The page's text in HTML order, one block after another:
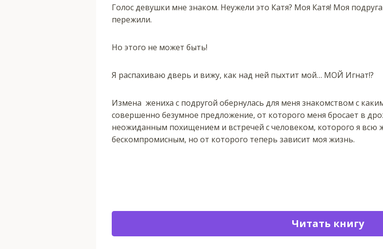
Голос девушки мне знаком. Неужели это Катя? Моя Катя! Моя
пережили.
Но этого не может быть!
Я распахиваю дверь и вижу, как над ней пыхтит мой… МОЙ Игнат!?
Измена жениха с подругой обернулась для меня знакомством с
совершенно безумное предложение, от которого меня бросает в
неожиданным похищением и встречей с человеком, которого я всю
бескомпромисным, но от которого теперь зависит моя жизнь.
Читать книгу